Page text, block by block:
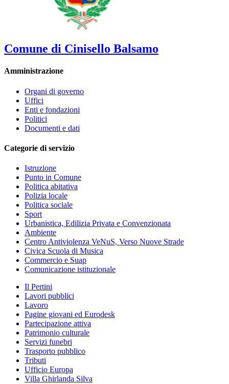
Comune di Cinisello Balsamo
Amministrazione
Organi di governo
Uffici
Enti e fondazioni
Politici
Documenti e dati
Categorie di servizio
Istruzione
Punto in Comune
Politica abitativa
Polizia locale
Politica sociale
Sport
Urbanistica, Edilizia Privata e Convenzionata
Ambiente
Centro Antiviolenza VeNuS, Verso Nuove Strade
Civica Scuola di Musica
Commercio e Suap
Comunicazione istituzionale
Il Pertini
Lavori pubblici
Lavoro
Pagine giovani ed Eurodesk
Partecipazione attiva
Patrimonio culturale
Servizi funebri
Trasporto pubblico
Tributi
Ufficio Europa
Villa Ghirlanda Silva